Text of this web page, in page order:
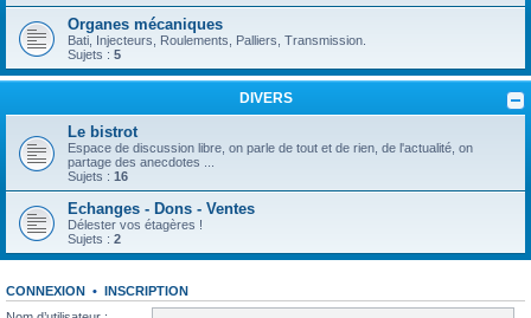
Organes mécaniques
Bati, Injecteurs, Roulements, Palliers, Transmission.
Sujets : 5
DIVERS
Le bistrot
Espace de discussion libre, on parle de tout et de rien, de l'actualité, on
partage des anecdotes ...
Sujets : 16
Echanges - Dons - Ventes
Délester vos étagères !
Sujets : 2
CONNEXION • INSCRIPTION